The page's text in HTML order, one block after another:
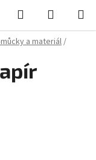
Hledat
KOŠÍK
a materiál/